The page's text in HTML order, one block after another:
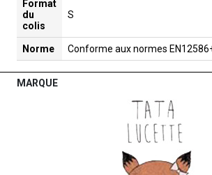
Format
du
colis
S
Norme Conforme aux normes
MARQUE